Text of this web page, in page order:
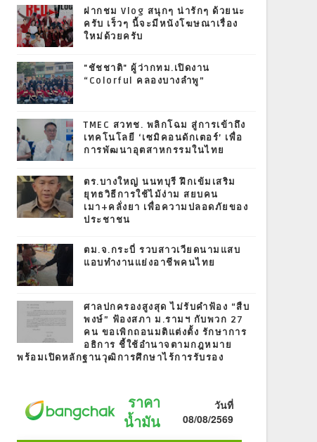
ฝากชม Vlog สนุกๆ น่ารักๆ ด้วยนะ
ครับ เร็วๆ นี้จะมีหนังโฆษณาเรื่อง
ใหม่ด้วยครับ
"ชัชชาติ" ผู้ว่ากทม.เปิดงาน
“Colorful คลองบางลำพู”
TMEC สวทช. พลิกโฉม สู่การเข้าถึง
เทคโนโลยี ‘เซมิคอนดักเตอร์’ เพื่อ
การพัฒนาอุตสาหกรรมในไทย
ตร.บางใหญ่ นนทบุรี ฝึกเข้มเสริม
ยุทธวิธีการใช้ไม้ง่าม สยบคน
เมา+คลั่งยา เพื่อความปลอดภัยของ
ประชาชน
ตม.จ.กระบี่ รวบสาวเวียดนามแสบ
แอบทำงานแย่งอาชีพคนไทย
ศาลปกครองสูงสุด ไม่รับคำฟ้อง “สืบ
พงษ์” ฟ้องสภา ม.รามฯ กับพวก 27
คน ขอเพิกถอนมติแต่งตั้ง รักษาการ
อธิการ ชี้ใช้อำนาจตามกฎหมาย
พร้อมเปิดหลักฐานวุฒิการศึกษาไร้การรับรอง